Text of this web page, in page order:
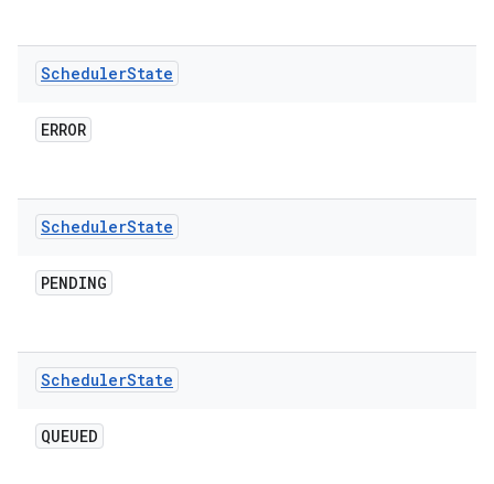
SchedulerState
ERROR
SchedulerState
PENDING
SchedulerState
QUEUED